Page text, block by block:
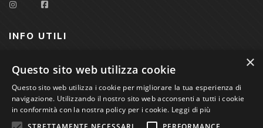
INFO UTILI
CONDIZIONI DI VENDITA
PRIVACY POLICY
COOKIE POLICY
×
Questo sito web utilizza cookie
Questo sito web utilizza i cookie per migliorare la tua esperienza di
navigazione. Utilizzando il nostro sito web acconsenti a tutti i cookie
in conformità con la nostra policy per i cookie. Leggi di più